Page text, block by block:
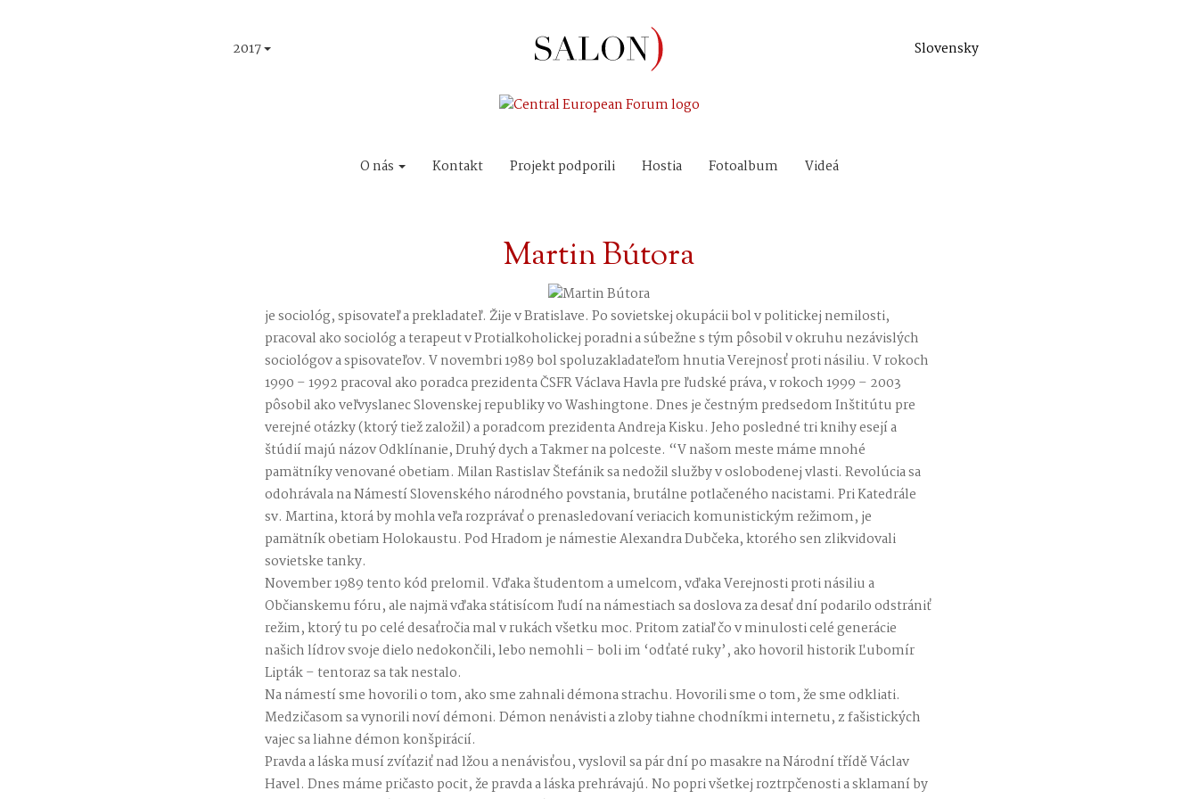
2017 Slovensky
O nás Kontakt Projekt podporili Hostia Fotoalbum Videá
Martin Bútora
je sociológ, spisovateľ a prekladateľ. Žije v Bratislave. Po sovietskej okupácii bol v politickej nemilosti,
pracoval ako sociológ a terapeut v Protialkoholickej poradni a súbežne s tým pôsobil v okruhu nezávislých
sociológov a spisovateľov. V novembri 1989 bol spoluzakladateľom hnutia Verejnosť proti násiliu. V rokoch
1990 – 1992 pracoval ako poradca prezidenta ČSFR Václava Havla pre ľudské práva, v rokoch 1999 – 2003
pôsobil ako veľvyslanec Slovenskej republiky vo Washingtone. Dnes je čestným predsedom Inštitútu pre
verejné otázky (ktorý tiež založil) a poradcom prezidenta Andreja Kisku. Jeho posledné tri knihy esejí a
štúdií majú názov Odklínanie, Druhý dych a Takmer na polceste. “V našom meste máme mnohé
pamätníky venované obetiam. Milan Rastislav Štefánik sa nedožil služby v oslobodenej vlasti. Revolúcia sa
odohrávala na Námestí Slovenského národného povstania, brutálne potlačeného nacistami. Pri Katedrále
sv. Martina, ktorá by mohla veľa rozprávať o prenasledovaní veriacich komunistickým režimom, je
pamätník obetiam Holokaustu. Pod Hradom je námestie Alexandra Dubčeka, ktorého sen zlikvidovali
sovietske tanky.
November 1989 tento kód prelomil. Vďaka študentom a umelcom, vďaka Verejnosti proti násiliu a
Občianskemu fóru, ale najmä vďaka státisícom ľudí na námestiach sa doslova za desať dní podarilo odstrániť
režim, ktorý tu po celé desaťročia mal v rukách všetku moc. Pritom zatiaľ čo v minulosti celé generácie
našich lídrov svoje dielo nedokončili, lebo nemohli – boli im ‘odťaté ruky’, ako hovoril historik Ľubomír
Lipták – tentoraz sa tak nestalo.
Na námestí sme hovorili o tom, ako sme zahnali démona strachu. Hovorili sme o tom, že sme odkliati.
Medzičasom sa vynorili noví démoni. Démon nenávisti a zloby tiahne chodníkmi internetu, z fašistických
vajec sa liahne démon konšpirácií.
Pravda a láska musí zvíťaziť nad lžou a nenávisťou, vyslovil sa pár dní po masakre na Národní třídě Václav
Havel. Dnes máme pričasto pocit, že pravda a láska prehrávajú. No popri všetkej roztrpčenosti a sklamaní by